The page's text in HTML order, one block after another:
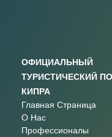
ОФИЦИАЛЬНЫЙ
ТУРИСТИЧЕСКИЙ
КИПРА
Главная Страница
О Нас
Профессионалы